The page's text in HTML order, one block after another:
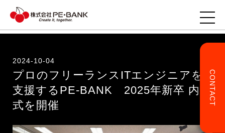
TOP
企業様へ
CONTACT
2024-10-04
プロのフリーランスITエンジニアを
支援するPE-BANK 2025年新卒 内定
式を開催